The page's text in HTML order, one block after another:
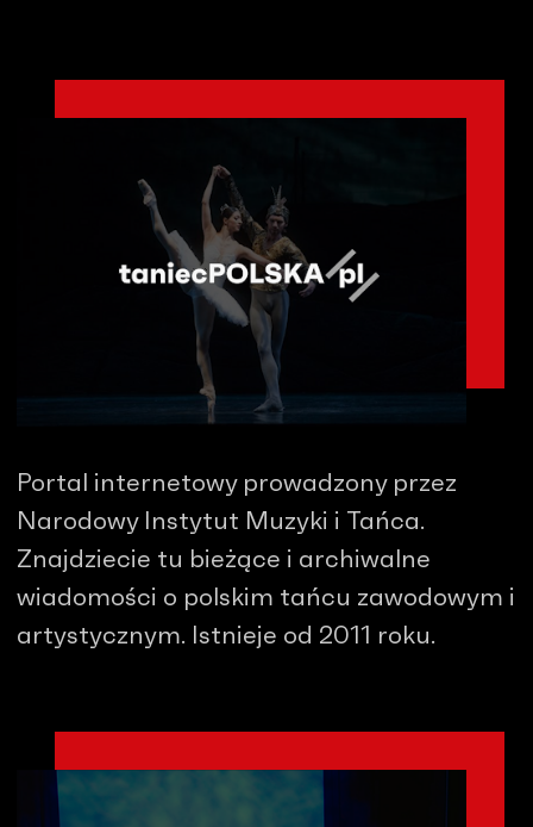
Portal internetowy prowadzony przez
Narodowy Instytut Muzyki i Tańca.
Znajdziecie tu bieżące i archiwalne
wiadomości o polskim tańcu zawodowym i
artystycznym. Istnieje od 2011 roku.